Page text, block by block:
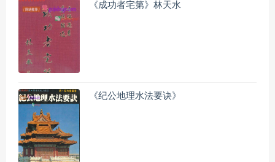
《成功者宅第》林天水
《纪公地理水法要诀》